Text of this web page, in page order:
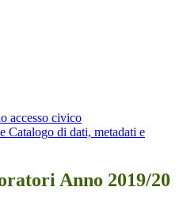
accesso civico
Catalogo di dati, metadati e
Anno 2019/20